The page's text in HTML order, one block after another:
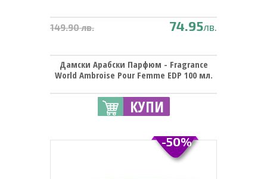
149.90 лв. 74.95лв.
Дамски Арабски Парфюм - Fragrance
World Ambroise Pour Femme EDP 100 мл.
КУПИ
-50%